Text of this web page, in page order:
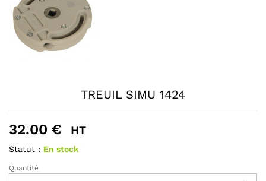
TREUIL SIMU 1424
32.00 € HT
Statut : En stock
TREUIL
Quantité